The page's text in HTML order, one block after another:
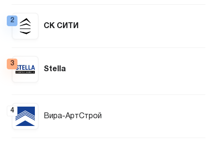
2
СК СИТИ
3
Stella
4
Вира-АртСтрой